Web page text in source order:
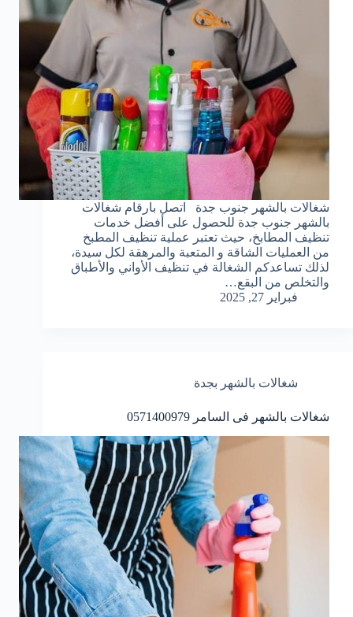
شغالات بالشهر جنوب جدة اتصل بارقام شغالات
بالشهر جنوب جدة للحصول على أفضل خدمات
تنظيف المطابخ، حيث تعتبر عملية تنظيف المطبخ
من العمليات الشاقة و المتعبة والمرهقة لكل سيدة،
لذلك تساعدكم الشغالة في تنظيف الأواني والأطباق
والتخلص من البقع…
فبراير 27, 2025
شغالات بالشهر بجدة
شغالات بالشهر فى السامر 0571400979